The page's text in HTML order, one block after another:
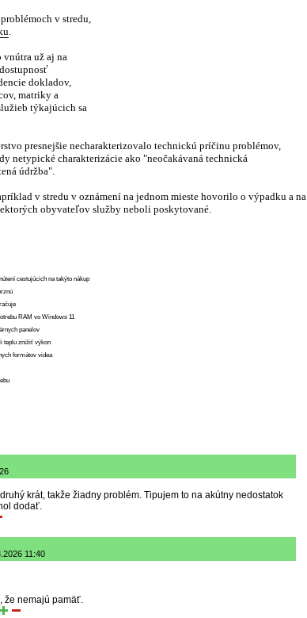
v stredu,
.
vnútra už aj na
dokladov,
matriky a
týkajúcich sa
presnejšie necharakterizovalo technickú príčinu problémov,
netypické charakterizácie ako "neočakávaná technická
údržba".
v stredu v oznámení na jednom mieste hovorilo o výpadku a na
obyvateľov služby neboli poskytované.
cestujúcich na takýto nákup
RAM vo Windows 11
panelov
teplu znížiť výkon
formátov videa
krát, takže žiadny problém. Tipujem to na akútny nedostatok
dodať.
11:40
že nemajú pamäť.